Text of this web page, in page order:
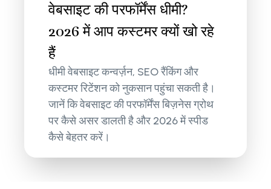
वेबसाइट की परफॉर्मेंस धीमी?
2026 में आप कस्टमर क्यों खो रहे
हैं
धीमी वेबसाइट कन्वर्ज़न, SEO रैंकिंग और
कस्टमर रिटेंशन को नुकसान पहुंचा सकती है।
जानें कि वेबसाइट की परफॉर्मेंस बिज़नेस ग्रोथ
पर कैसे असर डालती है और 2026 में स्पीड
कैसे बेहतर करें।